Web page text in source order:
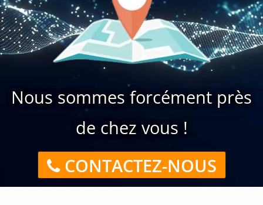
Nous sommes forcément près
de chez vous !
CONTACTEZ-NOUS